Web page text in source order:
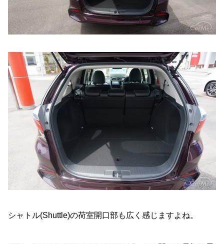
シャトル(Shuttle)の荷室開口部も広く感じますよね。